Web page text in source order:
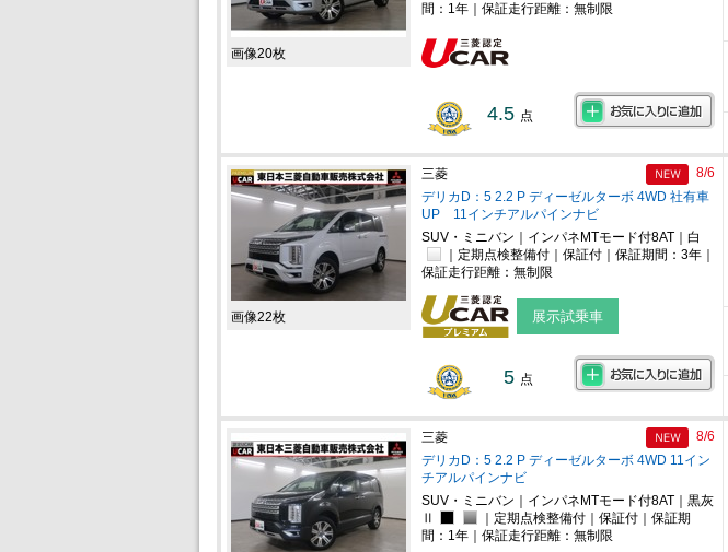
画像20枚
間：1年｜保証走行距離：無制限
4.5 点
画像22枚
三菱
デリカD：5 2.2 P ディーゼルターボ 4WD 社有車
UP 11インチアルパインナビ
8/6
SUV・ミニバン｜インパネMTモード付8AT｜白
｜定期点検整備付｜保証付｜保証期間：3年｜
保証走行距離：無制限
展示試乗車
5 点
三菱
デリカD：5 2.2 P ディーゼルターボ 4WD 11イン
チアルパインナビ
8/6
SUV・ミニバン｜インパネMTモード付8AT｜黒灰
Ⅱ
｜定期点検整備付｜保証付｜保証期
間：1年｜保証走行距離：無制限